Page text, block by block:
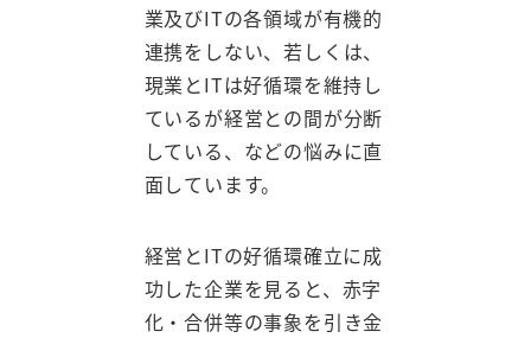
業及びITの各領域が有機的
連携をしない、若しくは、
現業とITは好循環を維持し
ているが経営との間が分断
している、などの悩みに直
面しています。
経営とITの好循環確立に成
功した企業を見ると、赤字
化・合併等の事象を引き金